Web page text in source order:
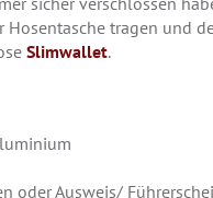
Hosentasche tragen und
Slimwallet.
oder Ausweis/